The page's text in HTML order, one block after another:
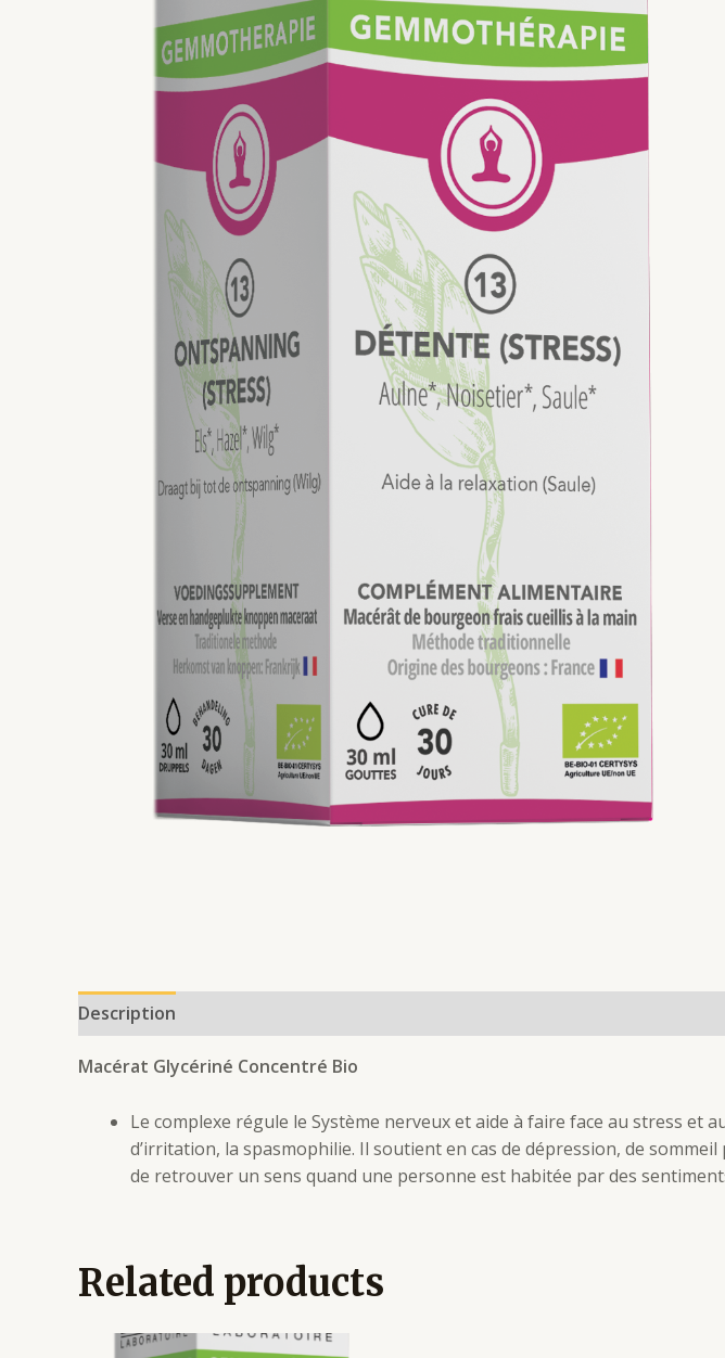
Description
Macérat Glycériné Concentré Bio
Le complexe régule le Système nerveux et aide à faire face au stress et
d’irritation, la spasmophilie. Il soutient en cas de dépression, de
de retrouver un sens quand une personne est habitée par des
Related products